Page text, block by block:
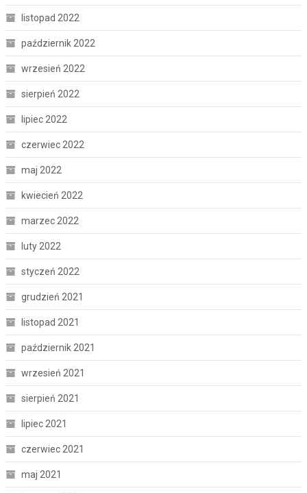
listopad 2022
październik 2022
wrzesień 2022
sierpień 2022
lipiec 2022
czerwiec 2022
maj 2022
kwiecień 2022
marzec 2022
luty 2022
styczeń 2022
grudzień 2021
listopad 2021
październik 2021
wrzesień 2021
sierpień 2021
lipiec 2021
czerwiec 2021
maj 2021